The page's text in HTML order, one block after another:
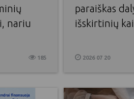
nariu
185
paraiškas
išskirtinių
2026 07 20